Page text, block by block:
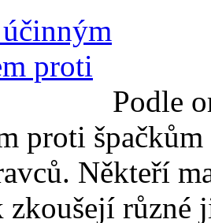
Podle
proti
Někteří
různé